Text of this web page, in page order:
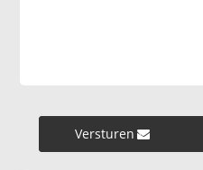
Versturen »